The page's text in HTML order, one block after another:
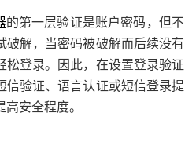
的第一层验证是账户密码，但不
破解，当密码被破解而后续没有
松登录。因此，在设置登录验证
信验证、语言认证或短信登录提
安全程度。